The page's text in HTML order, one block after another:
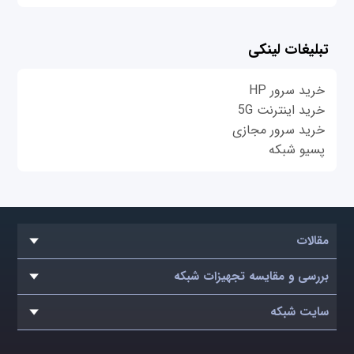
تبلیغات لینکی
خرید سرور HP
خرید اینترنت 5G
خرید سرور مجازی
پسیو شبکه
مقالات
بررسی و مقایسه تجهیزات شبکه
سایت شبکه